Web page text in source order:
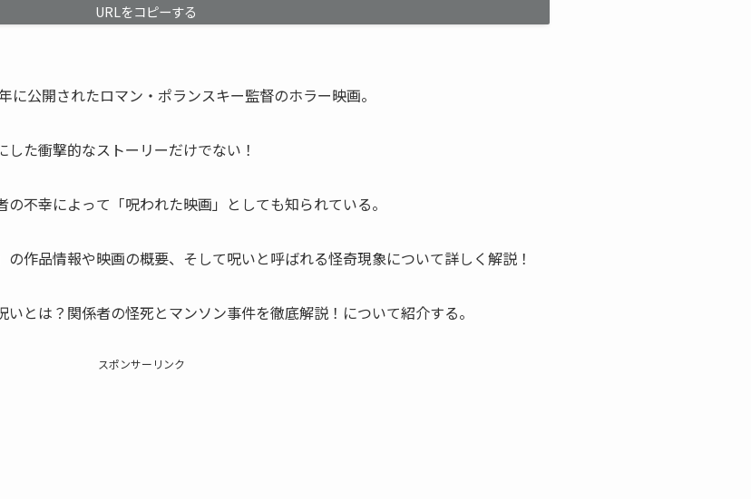
URLをコピーする
に公開されたロマン・ポランスキー監督のホラー映画。
た衝撃的なストーリーだけでない！
不幸によって「呪われた映画」としても知られている。
作品情報や映画の概要、そして呪いと呼ばれる怪奇現象について詳しく解説！
とは？関係者の怪死とマンソン事件を徹底解説！について紹介する。
スポンサーリンク